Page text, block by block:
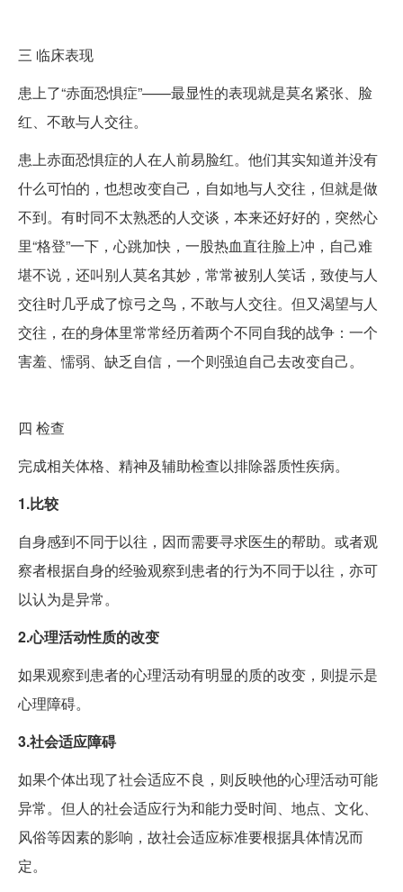
三 临床表现
患上了“赤面恐惧症”——最显性的表现就是莫名紧张、脸
红、不敢与人交往。
患上赤面恐惧症的人在人前易脸红。他们其实知道并没有
什么可怕的，也想改变自己，自如地与人交往，但就是做
不到。有时同不太熟悉的人交谈，本来还好好的，突然心
里“格登”一下，心跳加快，一股热血直往脸上冲，自己难
堪不说，还叫别人莫名其妙，常常被别人笑话，致使与人
交往时几乎成了惊弓之鸟，不敢与人交往。但又渴望与人
交往，在的身体里常常经历着两个不同自我的战争：一个
害羞、懦弱、缺乏自信，一个则强迫自己去改变自己。
四 检查
完成相关体格、精神及辅助检查以排除器质性疾病。
1.比较
自身感到不同于以往，因而需要寻求医生的帮助。或者观
察者根据自身的经验观察到患者的行为不同于以往，亦可
以认为是异常。
2.心理活动性质的改变
如果观察到患者的心理活动有明显的质的改变，则提示是
心理障碍。
3.社会适应障碍
如果个体出现了社会适应不良，则反映他的心理活动可能
异常。但人的社会适应行为和能力受时间、地点、文化、
风俗等因素的影响，故社会适应标准要根据具体情况而
定。